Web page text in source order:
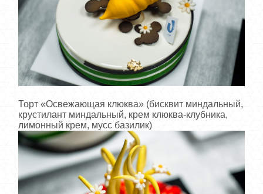
Торт «Освежающая клюква» (бисквит миндальный,
крустилант миндальный, крем клюква-клубника,
лимонный крем, мусс базилик)